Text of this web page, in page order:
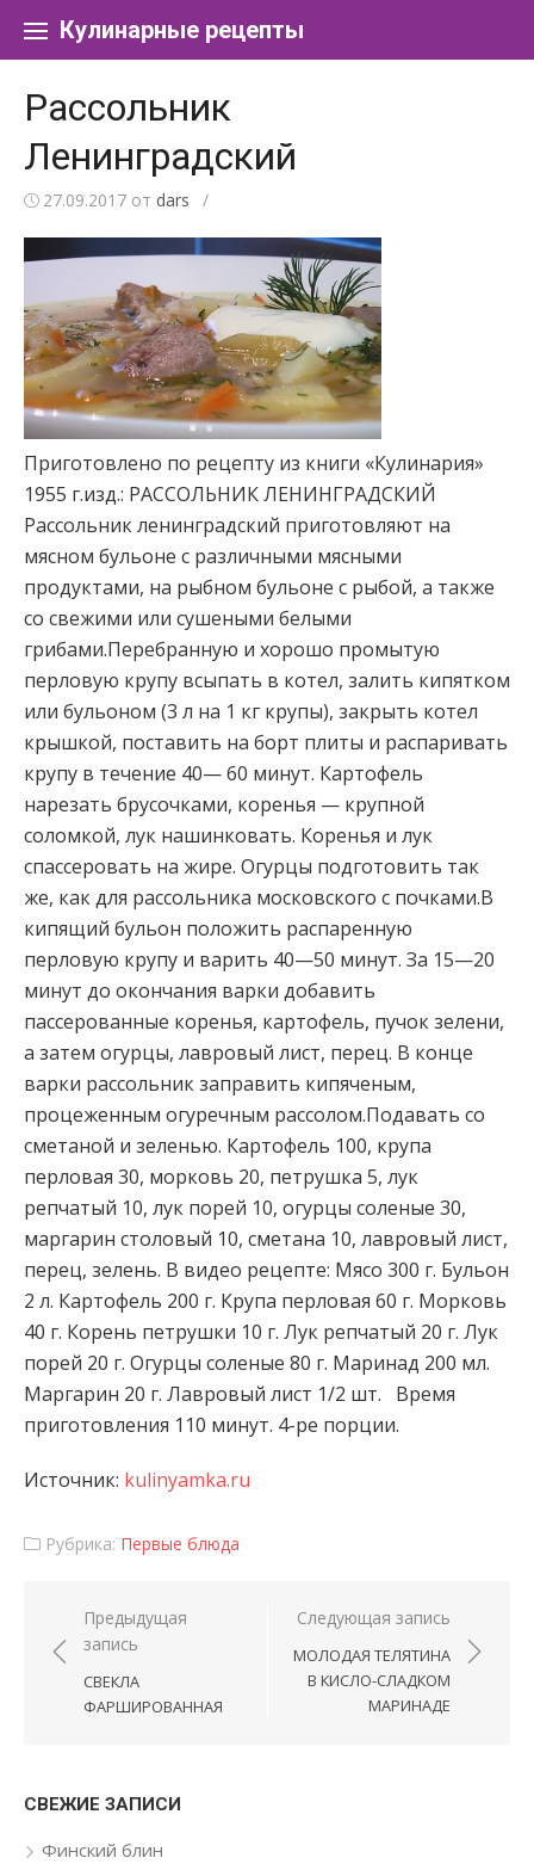
Кулинарные рецепты
Рассольник
Ленинградский
27.09.2017 от dars /
Приготовлено по рецепту из книги «Кулинария»
1955 г.изд.: РАССОЛЬНИК ЛЕНИНГРАДСКИЙ
Рассольник ленинградский приготовляют на
мясном бульоне с различными мясными
продуктами, на рыбном бульоне с рыбой, а также
со свежими или сушеными белыми
грибами.Перебранную и хорошо промытую
перловую крупу всыпать в котел, залить кипятком
или бульоном (3 л на 1 кг крупы), закрыть котел
крышкой, поставить на борт плиты и распаривать
крупу в течение 40— 60 минут. Картофель
нарезать брусочками, коренья — крупной
соломкой, лук нашинковать. Коренья и лук
спассеровать на жире. Огурцы подготовить так
же, как для рассольника московского с почками.В
кипящий бульон положить распаренную
перловую крупу и варить 40—50 минут. За 15—20
минут до окончания варки добавить
пассерованные коренья, картофель, пучок зелени,
а затем огурцы, лавровый лист, перец. В конце
варки рассольник заправить кипяченым,
процеженным огуречным рассолом.Подавать со
сметаной и зеленью. Картофель 100, крупа
перловая 30, морковь 20, петрушка 5, лук
репчатый 10, лук порей 10, огурцы соленые 30,
маргарин столовый 10, сметана 10, лавровый лист,
перец, зелень. В видео рецепте: Мясо 300 г. Бульон
2 л. Картофель 200 г. Крупа перловая 60 г. Морковь
40 г. Корень петрушки 10 г. Лук репчатый 20 г. Лук
порей 20 г. Огурцы соленые 80 г. Маринад 200 мл.
Маргарин 20 г. Лавровый лист 1/2 шт. Время
приготовления 110 минут. 4-ре порции.
Источник: kulinyamka.ru
Рубрика: Первые блюда
Навигация по записям
Предыдущая
запись
СВЕКЛА
ФАРШИРОВАННАЯ
Следующая запись
МОЛОДАЯ ТЕЛЯТИНА
В КИСЛО-СЛАДКОМ
МАРИНАДЕ
СВЕЖИЕ ЗАПИСИ
Финский блин